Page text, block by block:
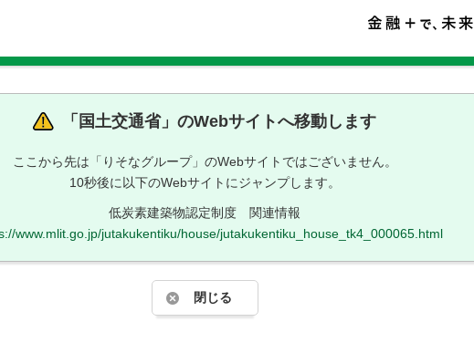
「 国土交通省」のWebサイトへ移動します
ここから先は「りそなグループ」のWebサイトではございません。
10秒後に以下のWebサイトにジャンプします。
低炭素建築物認定制度 関連情報
www.mlit.go.jp/jutakukentiku/house/jutakukentiku_house_tk4_000065.html
閉じる